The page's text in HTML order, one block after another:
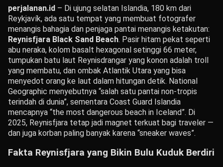
perjalanan.id – Di ujung selatan Islandia, 180 km dari
Reykjavík, ada satu tempat yang membuat fotografer
menangis bahagia dan penjaga pantai menangis ketakutan:
Reynisfjara Black Sand Beach. Pasir hitam pekat seperti
abu neraka, kolom basalt hexagonal setinggi 66 meter,
tumpukan batu laut Reynisdrangar yang konon adalah troll
yang membatu, dan ombak Atlantik Utara yang bisa
menyedot orang ke laut dalam hitungan detik. National
Geographic menyebutnya “salah satu pantai non-tropis
terindah di dunia”, sementara Coast Guard Islandia
mencapnya “the most dangerous beach in Iceland”. Di
2025, Reynisfjara tetap jadi magnet terkuat bagi traveler —
dan juga korban paling banyak karena “sneaker waves”.
Fakta Reynisfjara yang Bikin Bulu Kuduk Berdiri